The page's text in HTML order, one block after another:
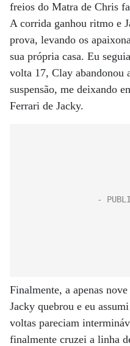
freios do Matra de Chris
A corrida ganhou ritmo e
prova, levando os
sua própria casa. Eu
volta 17, Clay abandonou
suspensão, me deixando
Ferrari de Jacky.
Finalmente, a apenas
Jacky quebrou e eu
voltas pareciam
finalmente cruzei a linha